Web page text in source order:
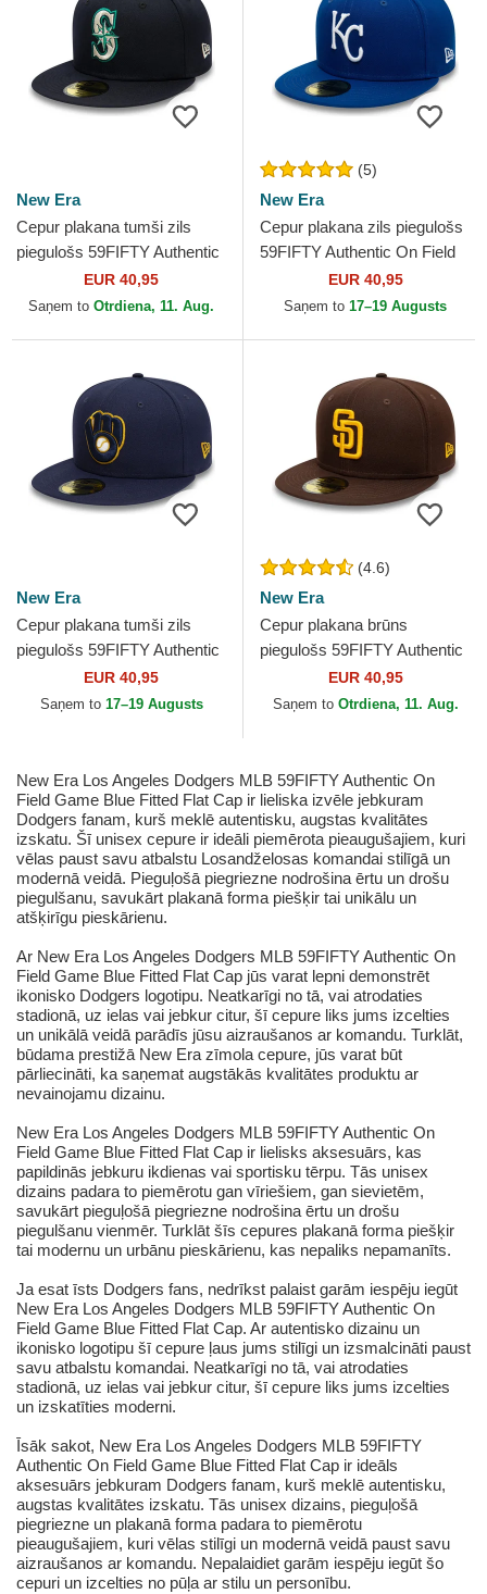
New Era
Cepur plakana tumši zils
piegulošs 59FIFTY Authentic
On Field no Seattle Mariners
MLB no New Era
EUR 40,95
Saņem to Otrdiena, 11. Aug.
(5)
New Era
Cepur plakana zils piegulošs
59FIFTY Authentic On Field
no Kansas City Royals MLB
no New Era
EUR 40,95
Saņem to 17–19 Augusts
New Era
Cepur plakana tumši zils
piegulošs 59FIFTY Authentic
On Field no Milwaukee
Brewers MLB no New Era
EUR 40,95
Saņem to 17–19 Augusts
(4.6)
New Era
Cepur plakana brūns
piegulošs 59FIFTY Authentic
On Field no San Diego
Padres MLB no New Era
EUR 40,95
Saņem to Otrdiena, 11. Aug.
New Era Los Angeles Dodgers MLB 59FIFTY Authentic On
Field Game Blue Fitted Flat Cap ir lieliska izvēle jebkuram
Dodgers fanam, kurš meklē autentisku, augstas kvalitātes
izskatu. Šī unisex cepure ir ideāli piemērota pieaugušajiem, kuri
vēlas paust savu atbalstu Losandželosas komandai stilīgā un
modernā veidā. Pieguļošā piegriezne nodrošina ērtu un drošu
piegulšanu, savukārt plakanā forma piešķir tai unikālu un
atšķirīgu pieskārienu.
Ar New Era Los Angeles Dodgers MLB 59FIFTY Authentic On
Field Game Blue Fitted Flat Cap jūs varat lepni demonstrēt
ikonisko Dodgers logotipu. Neatkarīgi no tā, vai atrodaties
stadionā, uz ielas vai jebkur citur, šī cepure liks jums izcelties
un unikālā veidā parādīs jūsu aizraušanos ar komandu. Turklāt,
būdama prestižā New Era zīmola cepure, jūs varat būt
pārliecināti, ka saņemat augstākās kvalitātes produktu ar
nevainojamu dizainu.
New Era Los Angeles Dodgers MLB 59FIFTY Authentic On
Field Game Blue Fitted Flat Cap ir lielisks aksesuārs, kas
papildinās jebkuru ikdienas vai sportisku tērpu. Tās unisex
dizains padara to piemērotu gan vīriešiem, gan sievietēm,
savukārt pieguļošā piegriezne nodrošina ērtu un drošu
piegulšanu vienmēr. Turklāt šīs cepures plakanā forma piešķir
tai modernu un urbānu pieskārienu, kas nepaliks nepamanīts.
Ja esat īsts Dodgers fans, nedrīkst palaist garām iespēju iegūt
New Era Los Angeles Dodgers MLB 59FIFTY Authentic On
Field Game Blue Fitted Flat Cap. Ar autentisko dizainu un
ikonisko logotipu šī cepure ļaus jums stilīgi un izsmalcināti paust
savu atbalstu komandai. Neatkarīgi no tā, vai atrodaties
stadionā, uz ielas vai jebkur citur, šī cepure liks jums izcelties
un izskatīties moderni.
Īsāk sakot, New Era Los Angeles Dodgers MLB 59FIFTY
Authentic On Field Game Blue Fitted Flat Cap ir ideāls
aksesuārs jebkuram Dodgers fanam, kurš meklē autentisku,
augstas kvalitātes izskatu. Tās unisex dizains, pieguļošā
piegriezne un plakanā forma padara to piemērotu
pieaugušajiem, kuri vēlas stilīgi un modernā veidā paust savu
aizraušanos ar komandu. Nepalaidiet garām iespēju iegūt šo
cepuri un izcelties no pūļa ar stilu un personību.